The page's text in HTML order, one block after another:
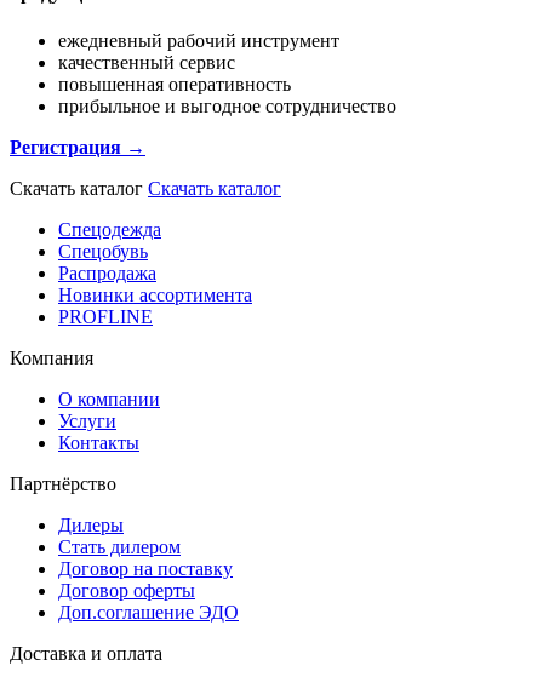
ежедневный рабочий инструмент
качественный сервис
повышенная оперативность
прибыльное и выгодное сотрудничество
Регистрация →
Скачать каталог Скачать каталог
Спецодежда
Спецобувь
Распродажа
Новинки ассортимента
PROFLINE
Компания
О компании
Услуги
Контакты
Партнёрство
Дилеры
Стать дилером
Договор на поставку
Договор оферты
Доп.соглашение ЭДО
Доставка и оплата